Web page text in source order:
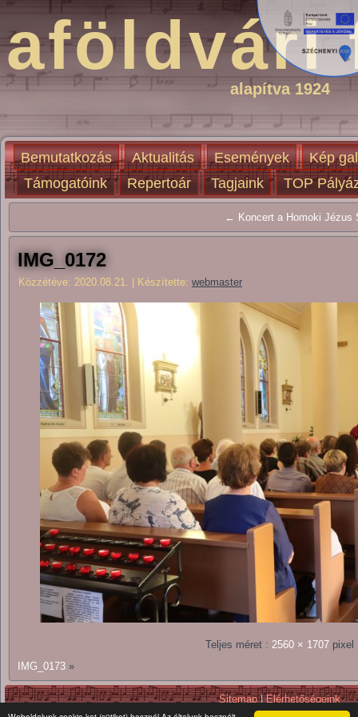
alapítva 1924
Bemutatkozás Aktualitás Események
Kép
Támogatóink
Repertoár Tagjaink TOP
← Koncert a Homoki Jézus
IMG_0172
Közzétéve: 2020.08.21. Készítette: webmaster
Teljes méret : 2560 × 1707 pixel
IMG_0173 »
Sitemap|Elérhetőségeink
Copyright © 2026. All Rights